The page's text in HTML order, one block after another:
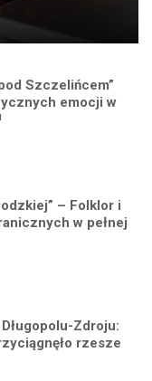
Szczelińcem”
emocji w
– Folklor i
w pełnej
Zdroju:
rzesze